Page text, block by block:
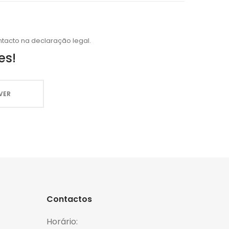
na declaração legal.
Contactos
Horário: